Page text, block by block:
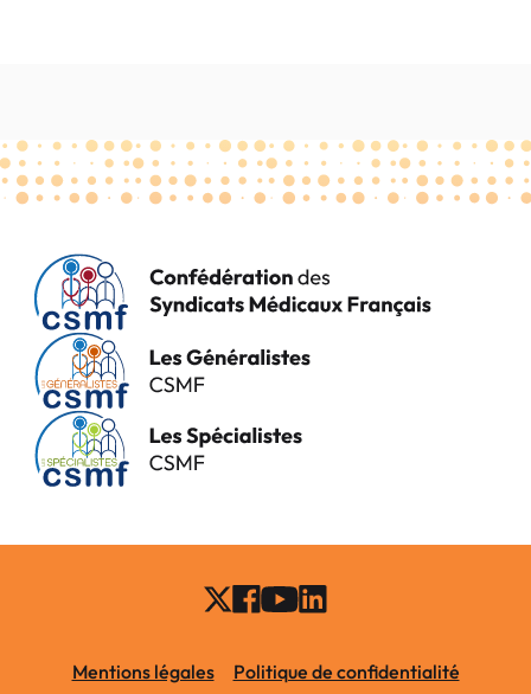
Mentions légales Politique de confidentialité